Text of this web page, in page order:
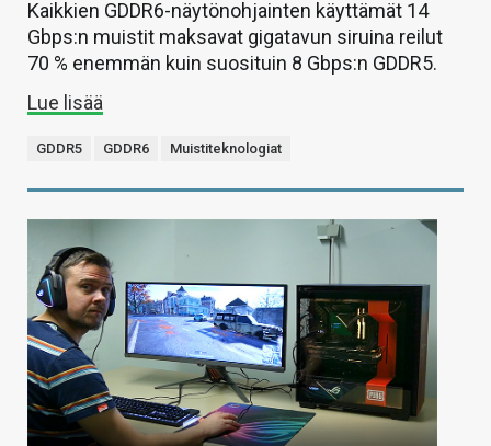
Kaikkien GDDR6-näytönohjainten käyttämät 14
Gbps:n muistit maksavat gigatavun siruina reilut
70 % enemmän kuin suosituin 8 Gbps:n GDDR5.
Lue lisää
GDDR5 GDDR6 Muistiteknologiat